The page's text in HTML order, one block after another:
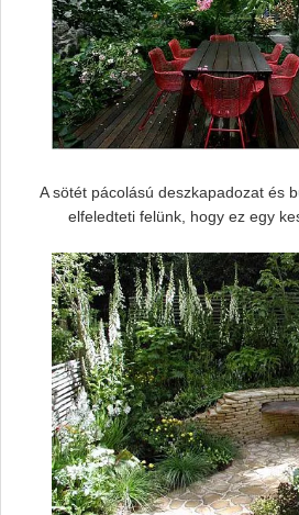
A sötét pácolású deszkapadozat és
elfeledteti felünk, hogy ez egy